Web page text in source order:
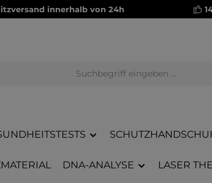
innerhalb von 24h
DNA-ANALYSE LASER